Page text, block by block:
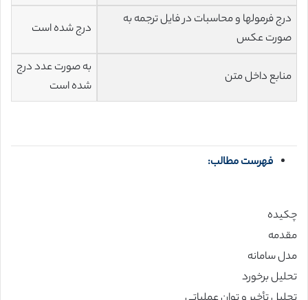
درج فرمولها و محاسبات در فایل ترجمه به
صورت عکس
درج شده است
منابع داخل متن
به صورت عدد درج
شده است
فهرست مطالب:
چکیده
مقدمه
مدل سامانه
تحلیل برخورد